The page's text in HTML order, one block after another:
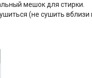
мешок для стирки.
(не сушить вблизи